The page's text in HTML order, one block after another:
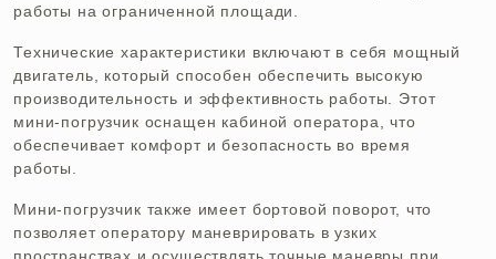
работы на ограниченной площади.
Технические характеристики включают в себя мощный
двигатель, который способен обеспечить высокую
производительность и эффективность работы. Этот
мини-погрузчик оснащен кабиной оператора, что
обеспечивает комфорт и безопасность во время
работы.
Мини-погрузчик также имеет бортовой поворот, что
позволяет оператору маневрировать в узких
пространствах и осуществлять точные маневры при